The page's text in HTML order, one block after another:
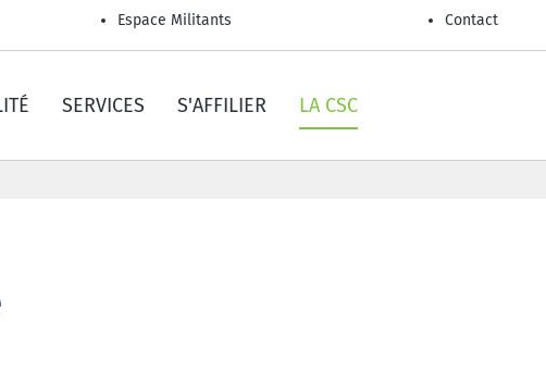
Espace Militants Contact
SERVICES S'AFFILIER LA CSC